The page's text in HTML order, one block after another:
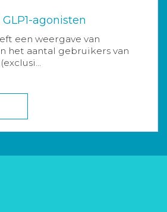
agonisten
een weergave van
het aantal gebruikers van